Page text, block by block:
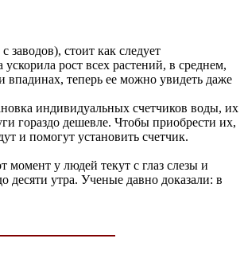
стоит как следует
рост всех растений, в среднем,
впадинах, теперь ее можно увидеть даже
индивидуальных счетчиков воды, их
гораздо дешевле. Чтобы приобрести их,
и помогут установить счетчик.
у людей текут с глаз слезы и
десяти утра. Ученые давно доказали: в